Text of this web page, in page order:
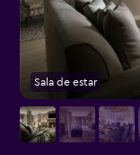
Sala de estar